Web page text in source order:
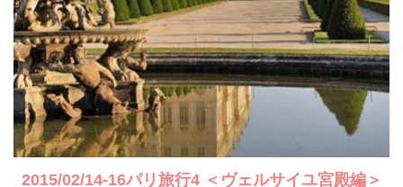
2015/02/14-16パリ旅行4 ＜ヴェルサイユ宮殿編＞